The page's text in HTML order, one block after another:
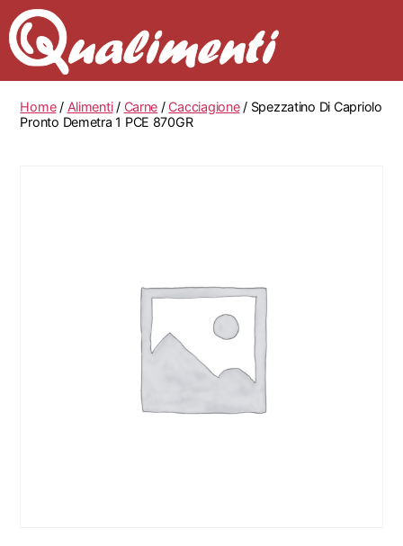
Home/ Alimenti/ Carne / Cacciagione/ Spezzatino Di Capriolo
Pronto Demetra 1 PCE 870GR